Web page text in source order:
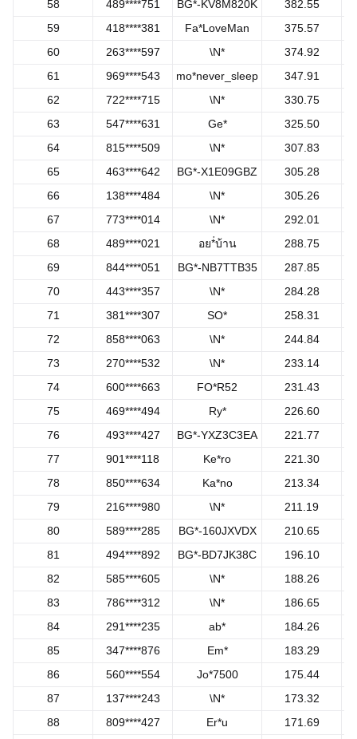
58 489****751 BG*-KV8M820K
382.55
59
418****381 Fa*LoveMan
375.57
60
263****597 \N*
374.92
61
969****543 mo*never_sleep
347.91
62
722****715 \N*
330.75
63
547****631 Ge*
325.50
64
815****509 \N*
307.83
65
463****642 BG*-X1E09GBZ
305.28
66
138****484 \N*
305.26
67
773****014 \N*
292.01
68
489****021 อย*่บ้าน
288.75
69
844****051 BG*-NB7TTB35
287.85
70
443****357 \N*
284.28
71
381****307 SO*
258.31
72
858****063 \N*
244.84
73
270****532 \N*
233.14
74
600****663 FO*R52
231.43
75
469****494 Ry*
226.60
76
493****427 BG*-YXZ3C3EA
221.77
77
901****118 Ke*ro
221.30
78
850****634 Ka*no
213.34
79
216****980 \N*
211.19
80
589****285 BG*-160JXVDX
210.65
81
494****892 BG*-BD7JK38C
196.10
82
585****605 \N*
188.26
83
786****312 \N*
186.65
84
291****235 ab*
184.26
85
347****876 Em*
183.29
86
560****554 Jo*7500
175.44
87
137****243 \N*
173.32
88
809****427 Er*u
171.69